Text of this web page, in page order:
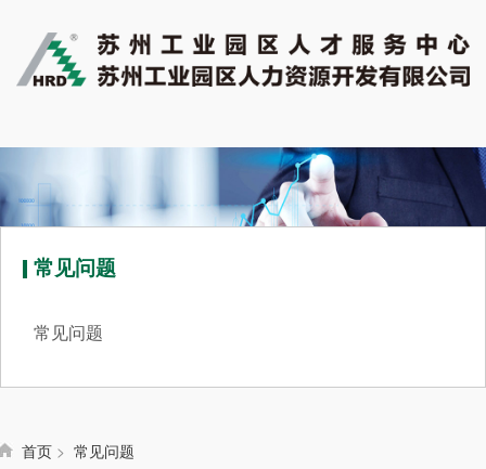
常见问题
常见问题
首页 > 常见问题